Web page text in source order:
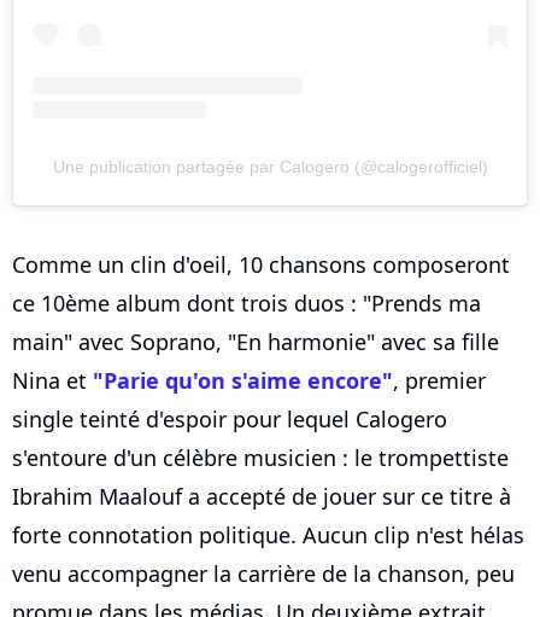
Une publication partagée par Calogero (@calogerofficiel)
Comme un clin d'oeil, 10 chansons composeront
ce 10ème album dont trois duos : "Prends ma
main" avec Soprano, "En harmonie" avec sa fille
Nina et "Parie qu'on s'aime encore", premier
single teinté d'espoir pour lequel Calogero
s'entoure d'un célèbre musicien : le trompettiste
Ibrahim Maalouf a accepté de jouer sur ce titre à
forte connotation politique. Aucun clip n'est hélas
venu accompagner la carrière de la chanson, peu